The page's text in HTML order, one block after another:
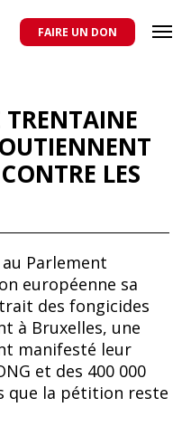
qui respecte tous
FAIRE UN DON
TRENTAINE
LES
Parlement
européenne sa
des fongicides
à Bruxelles, une
manifesté leur
et des 400 000
que la pétition reste